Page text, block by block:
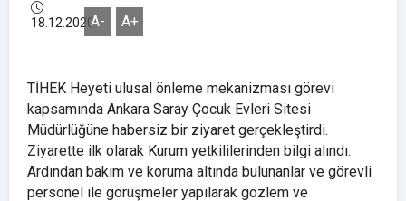
18.12.2020A- A+
TİHEK Heyeti ulusal önleme mekanizması görevi
kapsamında Ankara Saray Çocuk Evleri Sitesi
Müdürlüğüne habersiz bir ziyaret gerçekleştirdi.
Ziyarette ilk olarak Kurum yetkililerinden bilgi alındı.
Ardından bakım ve koruma altında bulunanlar ve görevli
personel ile görüşmeler yapılarak gözlem ve